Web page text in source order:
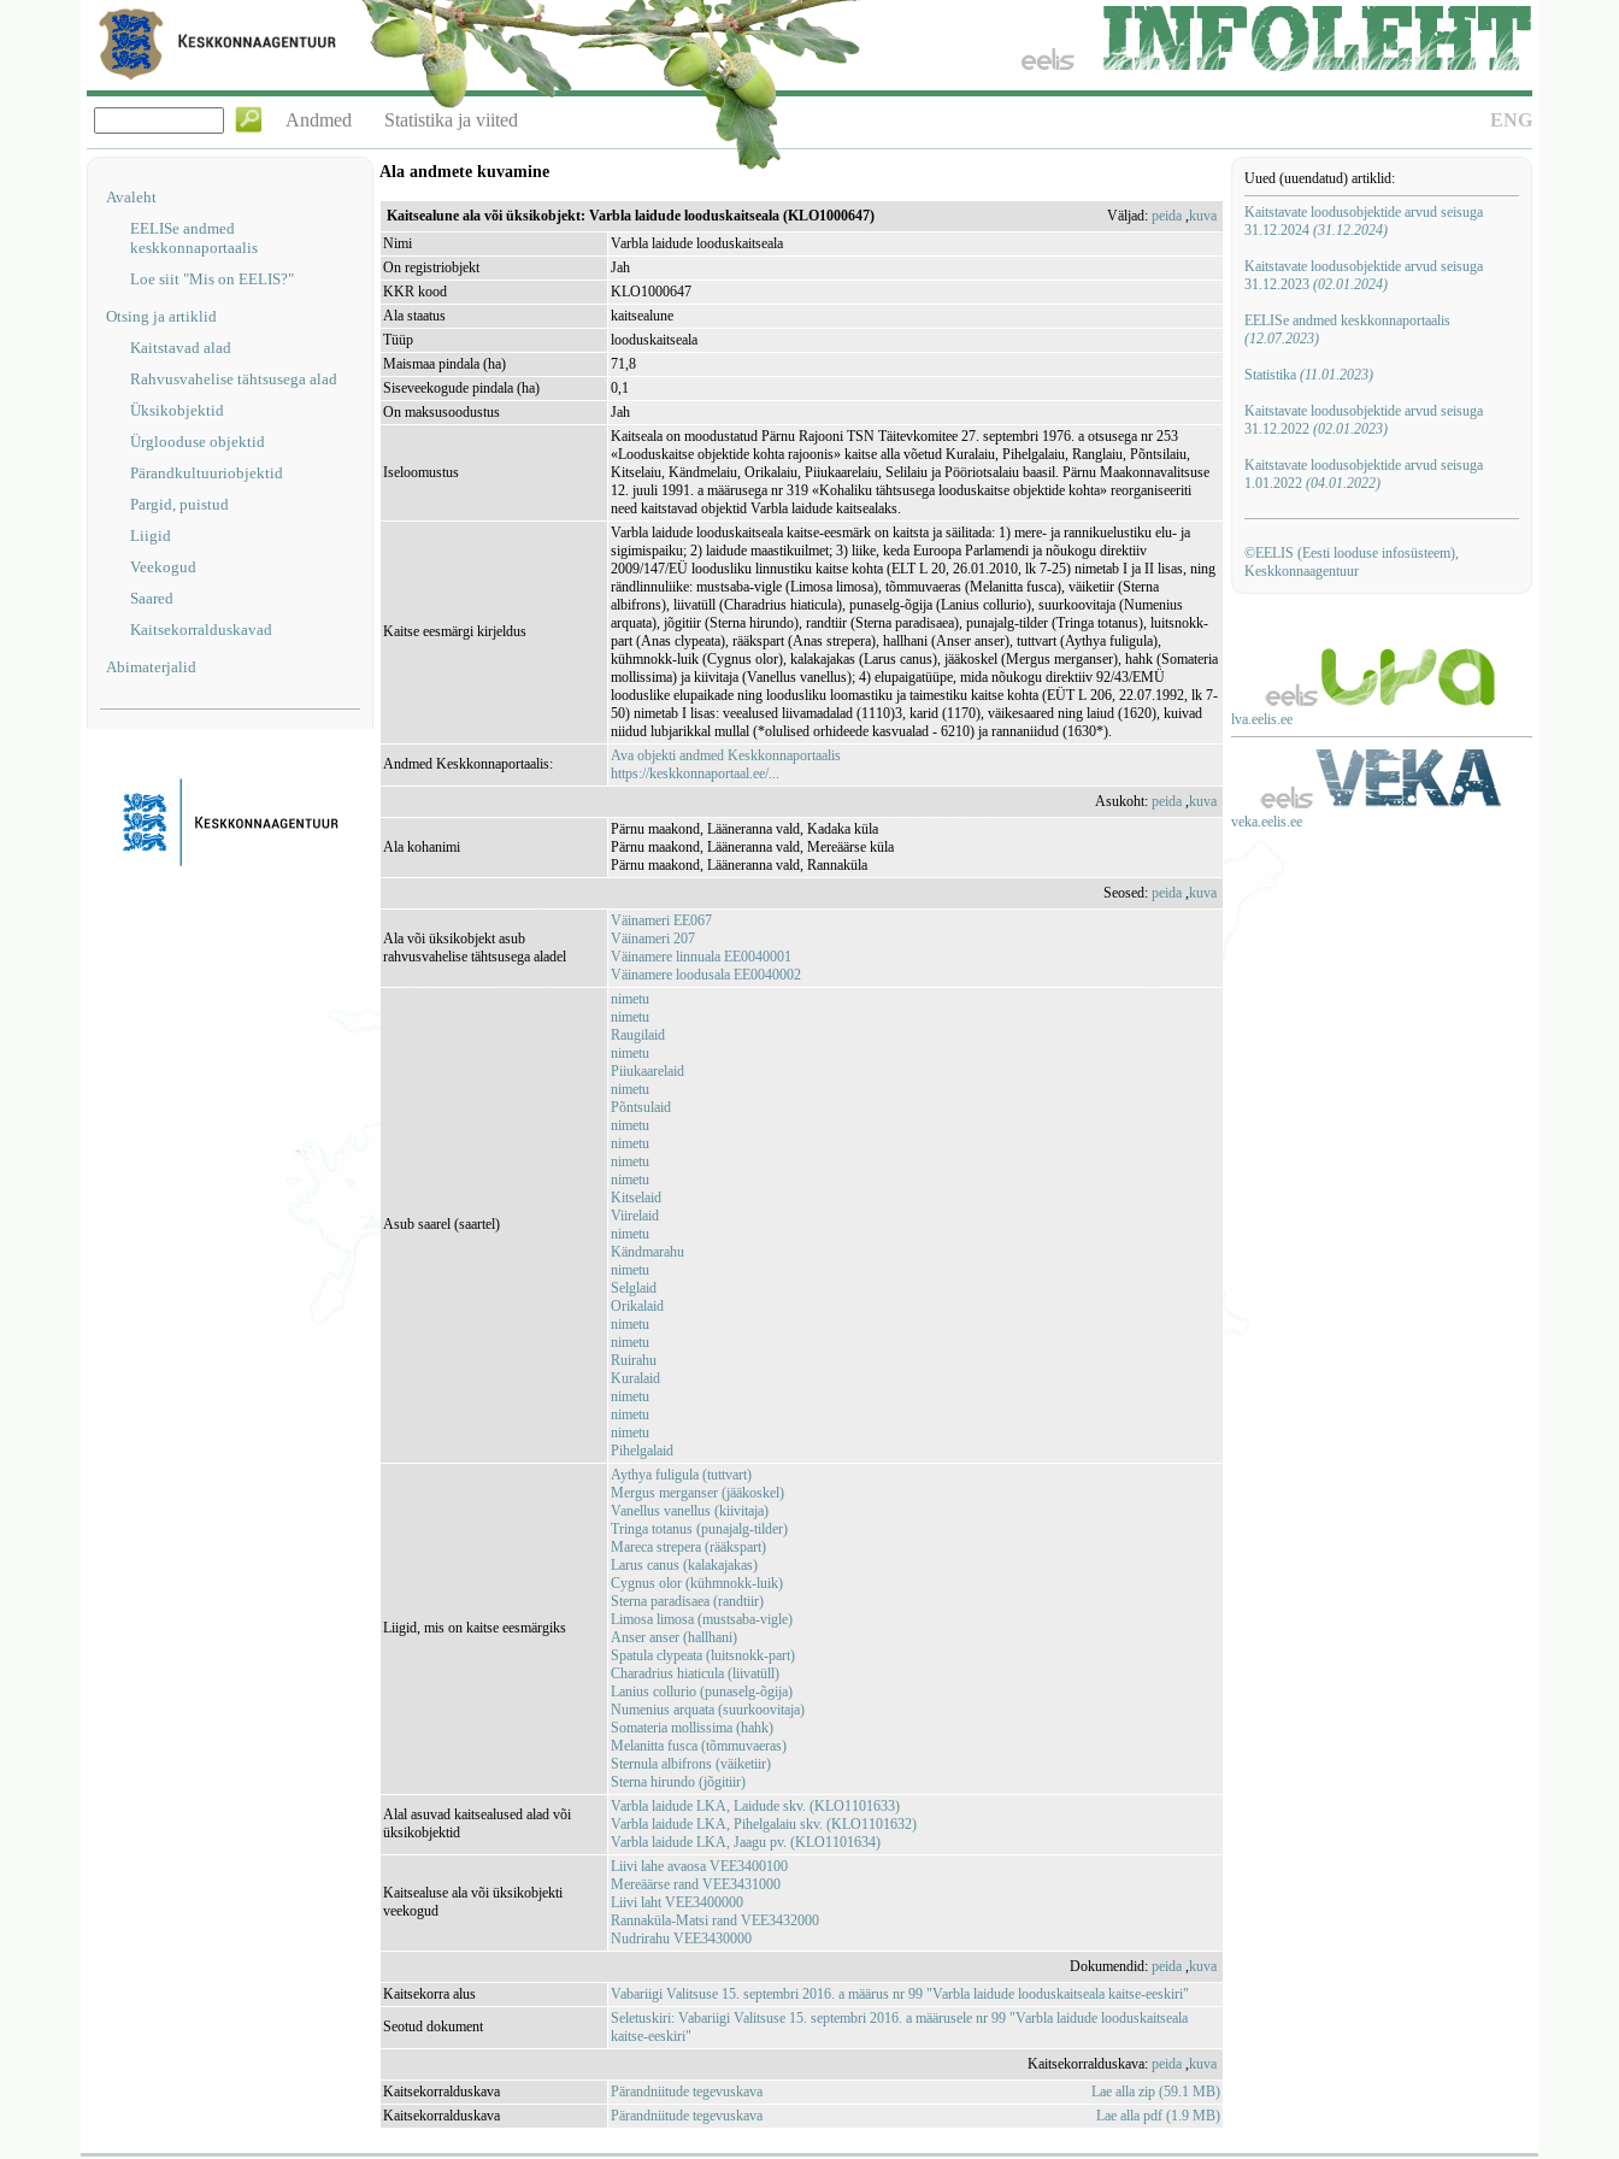
ENG
Andmed Statistika ja viited
Avaleht
EELISe andmed
keskkonnaportaalis
Loe siit "Mis on EELIS?"
Otsing ja artiklid
Kaitstavad alad
Rahvusvahelise tähtsusega alad
Üksikobjektid
Ürglooduse objektid
Pärandkultuuriobjektid
Pargid, puistud
Liigid
Veekogud
Saared
Kaitsekorralduskavad
Abimaterjalid
Uued (uuendatud) artiklid:
Kaitstavate loodusobjektide arvud seisuga
31.12.2024 (31.12.2024)
Kaitstavate loodusobjektide arvud seisuga
31.12.2023 (02.01.2024)
EELISe andmed keskkonnaportaalis
(12.07.2023)
Statistika (11.01.2023)
Kaitstavate loodusobjektide arvud seisuga
31.12.2022 (02.01.2023)
Kaitstavate loodusobjektide arvud seisuga
1.01.2022 (04.01.2022)
©EELIS (Eesti looduse infosüsteem),
Keskkonnaagentuur
lva.eelis.ee
veka.eelis.ee
Ala andmete kuvamine
Kaitsealune ala või üksikobjekt: Varbla laidude looduskaitseala (KLO1000647) Väljad:peida ,kuva
Nimi
Varbla laidude looduskaitseala
On registriobjekt
Jah
KKR kood
KLO1000647
Ala staatus
kaitsealune
Tüüp
looduskaitseala
Maismaa pindala (ha)
71,8
Siseveekogude pindala (ha)
0,1
On maksusoodustus
Jah
Iseloomustus
Kaitseala on moodustatud Pärnu Rajooni TSN Täitevkomitee 27. septembri 1976. a otsusega nr 253
«Looduskaitse objektide kohta rajoonis» kaitse alla võetud Kuralaiu, Pihelgalaiu, Ranglaiu, Põntsilaiu,
Kitselaiu, Kändmelaiu, Orikalaiu, Piiukaarelaiu, Selilaiu ja Pööriotsalaiu baasil. Pärnu Maakonnavalitsuse
12. juuli 1991. a määrusega nr 319 «Kohaliku tähtsusega looduskaitse objektide kohta» reorganiseeriti
need kaitstavad objektid Varbla laidude kaitsealaks.
Kaitse eesmärgi kirjeldus
Varbla laidude looduskaitseala kaitse-eesmärk on kaitsta ja säilitada: 1) mere- ja rannikuelustiku elu- ja
sigimispaiku; 2) laidude maastikuilmet; 3) liike, keda Euroopa Parlamendi ja nõukogu direktiiv
2009/147/EÜ loodusliku linnustiku kaitse kohta (ELT L 20, 26.01.2010, lk 7-25) nimetab I ja II lisas, ning
rändlinnuliike: mustsaba-vigle (Limosa limosa), tõmmuvaeras (Melanitta fusca), väiketiir (Sterna
albifrons), liivatüll (Charadrius hiaticula), punaselg-õgija (Lanius collurio), suurkoovitaja (Numenius
arquata), jõgitiir (Sterna hirundo), randtiir (Sterna paradisaea), punajalg-tilder (Tringa totanus), luitsnokk-
part (Anas clypeata), rääkspart (Anas strepera), hallhani (Anser anser), tuttvart (Aythya fuligula),
kühmnokk-luik (Cygnus olor), kalakajakas (Larus canus), jääkoskel (Mergus merganser), hahk (Somateria
mollissima) ja kiivitaja (Vanellus vanellus); 4) elupaigatüüpe, mida nõukogu direktiiv 92/43/EMÜ
looduslike elupaikade ning loodusliku loomastiku ja taimestiku kaitse kohta (EÜT L 206, 22.07.1992, lk 7-
50) nimetab I lisas: veealused liivamadalad (1110)3, karid (1170), väikesaared ning laiud (1620), kuivad
niidud lubjarikkal mullal (*olulised orhideede kasvualad - 6210) ja rannaniidud (1630*).
Andmed Keskkonnaportaalis:
Ava objekti andmed Keskkonnaportaalis
https://keskkonnaportaal.ee/...
Asukoht:peida ,kuva
Ala kohanimi
Pärnu maakond, Lääneranna vald, Kadaka küla
Pärnu maakond, Lääneranna vald, Mereäärse küla
Pärnu maakond, Lääneranna vald, Rannaküla
Seosed:peida ,kuva
Ala või üksikobjekt asub
rahvusvahelise tähtsusega aladel
Väinameri EE067
Väinameri 207
Väinamere linnuala EE0040001
Väinamere loodusala EE0040002
Asub saarel (saartel)
nimetu
nimetu
Raugilaid
nimetu
Piiukaarelaid
nimetu
Põntsulaid
nimetu
nimetu
nimetu
nimetu
Kitselaid
Viirelaid
nimetu
Kändmarahu
nimetu
Selglaid
Orikalaid
nimetu
nimetu
Ruirahu
Kuralaid
nimetu
nimetu
nimetu
Pihelgalaid
Liigid, mis on kaitse eesmärgiks
Aythya fuligula (tuttvart)
Mergus merganser (jääkoskel)
Vanellus vanellus (kiivitaja)
Tringa totanus (punajalg-tilder)
Mareca strepera (rääkspart)
Larus canus (kalakajakas)
Cygnus olor (kühmnokk-luik)
Sterna paradisaea (randtiir)
Limosa limosa (mustsaba-vigle)
Anser anser (hallhani)
Spatula clypeata (luitsnokk-part)
Charadrius hiaticula (liivatüll)
Lanius collurio (punaselg-õgija)
Numenius arquata (suurkoovitaja)
Somateria mollissima (hahk)
Melanitta fusca (tõmmuvaeras)
Sternula albifrons (väiketiir)
Sterna hirundo (jõgitiir)
Alal asuvad kaitsealused alad või
üksikobjektid
Varbla laidude LKA, Laidude skv. (KLO1101633)
Varbla laidude LKA, Pihelgalaiu skv. (KLO1101632)
Varbla laidude LKA, Jaagu pv. (KLO1101634)
Kaitsealuse ala või üksikobjekti
veekogud
Liivi lahe avaosa VEE3400100
Mereäärse rand VEE3431000
Liivi laht VEE3400000
Rannaküla-Matsi rand VEE3432000
Nudrirahu VEE3430000
Dokumendid:peida ,kuva
Kaitsekorra alus
Vabariigi Valitsuse 15. septembri 2016. a määrus nr 99 "Varbla laidude looduskaitseala kaitse-eeskiri"
Seotud dokument
Seletuskiri: Vabariigi Valitsuse 15. septembri 2016. a määrusele nr 99 "Varbla laidude looduskaitseala
kaitse-eeskiri"
Kaitsekorralduskava:peida ,kuva
Kaitsekorralduskava
Lae alla zip (59.1 MB)
Pärandniitude tegevuskava
Kaitsekorralduskava
Lae alla pdf (1.9 MB)
Pärandniitude tegevuskava